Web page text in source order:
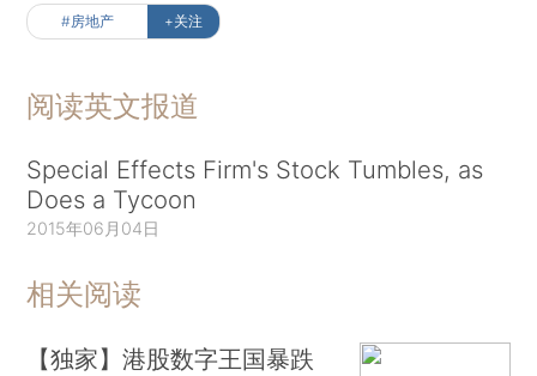
#房地产 +关注
阅读英文报道
Special Effects Firm's Stock Tumbles, as
Does a Tycoon
2015年06月04日
相关阅读
【独家】港股数字王国暴跌